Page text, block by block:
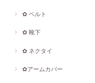
✿ ベルト
✿ 靴下
✿ ネクタイ
✿アームカバー